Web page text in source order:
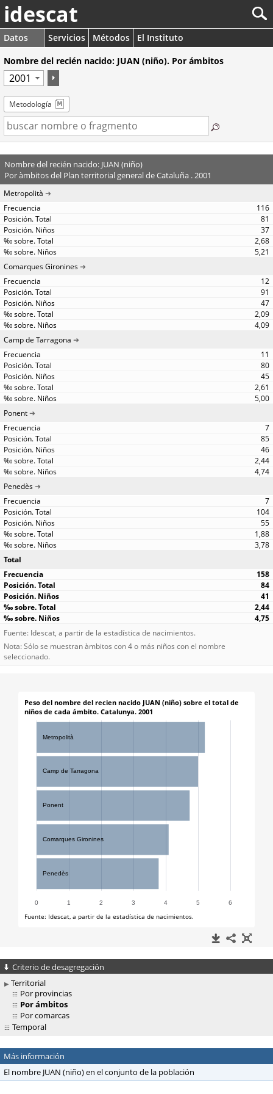
idescat
Datos Servicios Métodos
El Instituto
Nombre del recién nacido: JUAN (niño). Por ámbitos
Metodología
Nombre del recién nacido: JUAN (niño)
Por àmbitos del Plan territorial general de Cataluña . 2001
Metropolità
116
81
37
2,68
5,21
Comarques Gironines
12
91
47
2,09
4,09
Camp de Tarragona
11
80
45
2,61
5,00
Ponent
7
85
46
2,44
4,74
Penedès
7
104
55
1,88
3,78
Total
158
84
41
2,44
4,75
Fuente: Idescat, a partir de la estadística de nacimientos.
Nota: Sólo se muestran àmbitos con 4 o más niños con el nombre
seleccionado.
Criterio de desagregación
Territorial
Por provincias
Por ámbitos
Por comarcas
Temporal
Más información
El nombre JUAN (niño) en el conjunto de la población